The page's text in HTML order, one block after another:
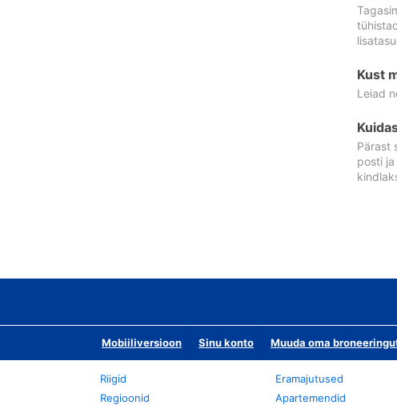
Kust
Leiad
Pärast
posti
Mobiiliversioon Sinu konto Muuda oma
Riigid
Regioonid
Eramajutused
Apartemendid